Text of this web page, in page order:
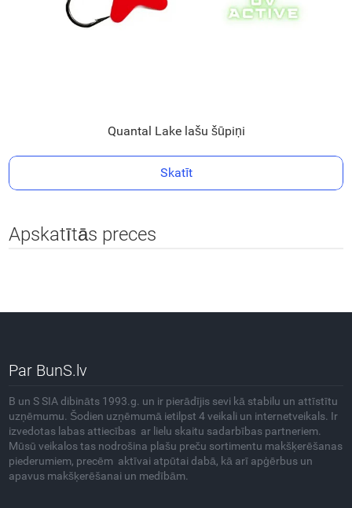
Quantal Lake lašu šūpiņi
Skatīt
Apskatītās preces
Par BunS.lv
B un S SIA dibināts 1993.g. un ir pierādījis sevi kā stabilu un attīstītu
uzņēmumu. Šodien uzņēmumā ietilpst 4 veikali un internetveikals. Ir
izvedotas labas attiecības ar lielu skaitu sadarbības partneriem.
Mūsū veikalos tas nodrošina plašu preču sortimentu makšķerēšanas
piederumiem, precēm aktīvai atpūtai dabā, kā arī apģērbus un
apavus makšķerēšanai un medībām.